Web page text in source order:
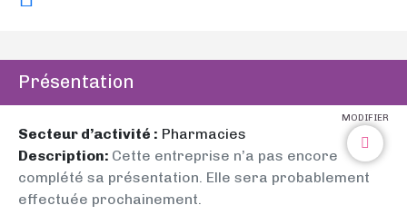
Présentation
MODIFIER
Secteur d’activité : Pharmacies
Description: Cette entreprise n’a pas encore
complété sa présentation. Elle sera probablement
effectuée prochainement.